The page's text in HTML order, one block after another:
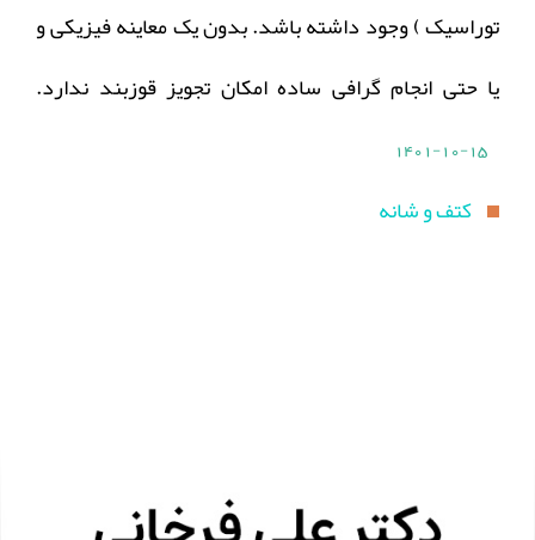
توراسیک ) وجود داشته باشد. بدون یک معاینه فیزیکی و
یا حتی انجام گرافی ساده امکان تجویز قوزبند ندارد.
1401-10-15
کتف و شانه